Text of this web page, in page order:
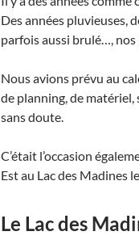
Des années pluvieuses,
parfois aussi brulé…, nos
Nous avions prévu au
de planning, de
sans doute.
C’était l’occasion
Est au Lac des Madines
Le Lac des